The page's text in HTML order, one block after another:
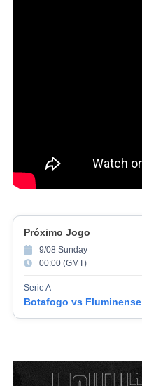
Próximo Jogo
9/08 Sunday
00:00 (GMT)
Serie A
Botafogo vs Fluminense